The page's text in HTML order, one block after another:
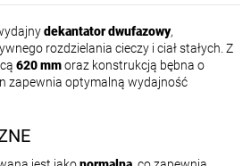
dekantator dwufazowy,
rozdzielania cieczy i ciał stałych. Z
620 mmoraz konstrukcją bębna o
zapewnia optymalną wydajność